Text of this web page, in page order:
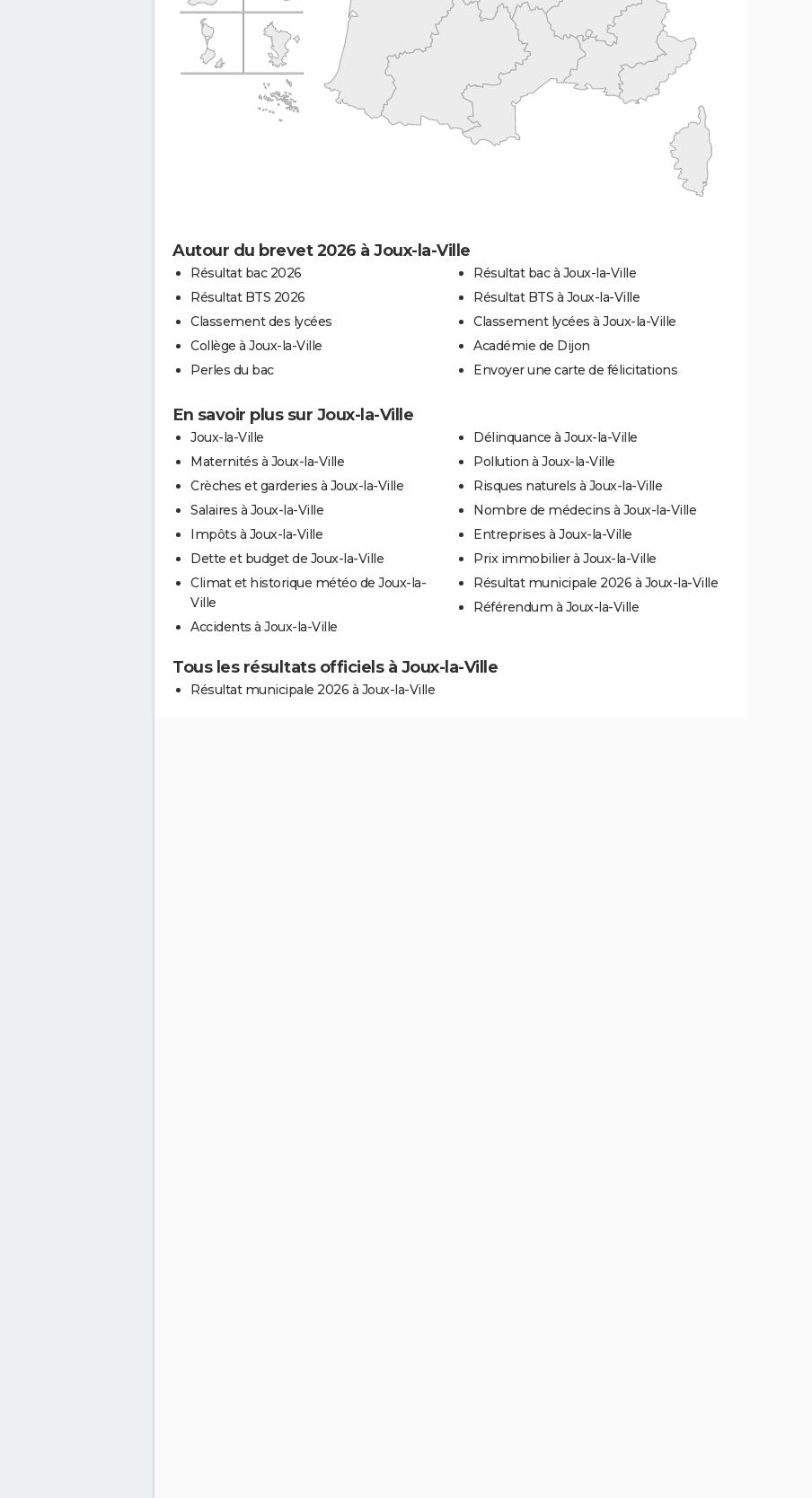
Autour du brevet 2026 à Joux-la-Ville
Résultat bac 2026
Résultat BTS 2026
Classement des lycées
Collège à Joux-la-Ville
Perles du bac
Résultat bac à Joux-la-Ville
Résultat BTS à Joux-la-Ville
Classement lycées à Joux-la-Ville
Académie de Dijon
Envoyer une carte de félicitations
En savoir plus sur Joux-la-Ville
Joux-la-Ville
Maternités à Joux-la-Ville
Crèches et garderies à Joux-la-Ville
Salaires à Joux-la-Ville
Impôts à Joux-la-Ville
Dette et budget de Joux-la-Ville
Climat et historique météo de Joux-la-
Ville
Accidents à Joux-la-Ville
Délinquance à Joux-la-Ville
Pollution à Joux-la-Ville
Risques naturels à Joux-la-Ville
Nombre de médecins à Joux-la-Ville
Entreprises à Joux-la-Ville
Prix immobilier à Joux-la-Ville
Résultat municipale 2026 à Joux-la-Ville
Référendum à Joux-la-Ville
Tous les résultats officiels à Joux-la-Ville
Résultat municipale 2026 à Joux-la-Ville